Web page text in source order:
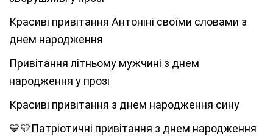
Красиві привітання Антоніні своїми словами з
днем народження
Привітання літньому мужчині з днем
народження у прозі
Красиві привітання з днем народження сину
💙💛Патріотичні привітання з днем народження